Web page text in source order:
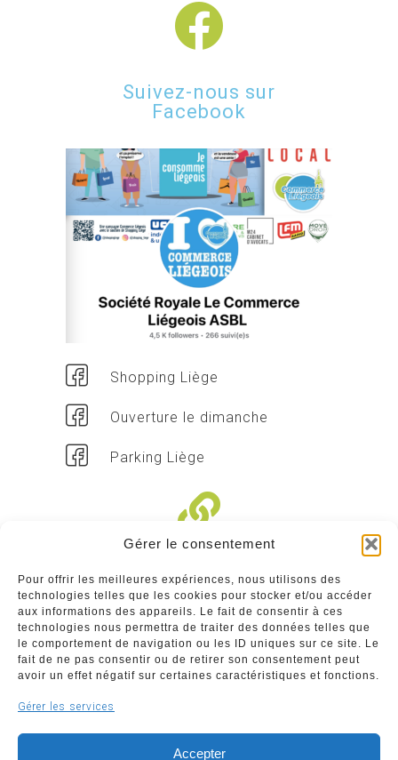
Gérer le consentement
Pour offrir les meilleures expériences, nous utilisons des
technologies telles que les cookies pour stocker et/ou accéder
aux informations des appareils. Le fait de consentir à ces
technologies nous permettra de traiter des données telles que
le comportement de navigation ou les ID uniques sur ce site. Le
fait de ne pas consentir ou de retirer son consentement peut
avoir un effet négatif sur certaines caractéristiques et fonctions.
Gérer les services
Accepter
Suivez-nous sur
Facebook
Shopping Liège
Ouverture le dimanche
Parking Liège
Commerçants
Annuaire des commerçants : insérez gratuitement
votre activité dans notre annuaire sur notre site ci-
dessous